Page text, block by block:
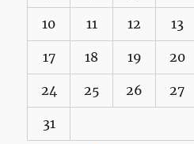
10 11 12 13
17 18 19 20
24 25 26 27
31